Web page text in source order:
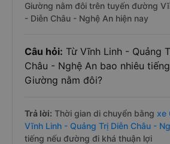
Giường nằm đôi trên tuyến đường
- Diễn Châu - Nghệ An hiện nay
Câu hỏi: Từ Vĩnh Linh - Quảng
Châu - Nghệ An bao nhiêu
Giường nằm đôi?
Trả lời: Thời gian di chuyển bằng xe
Vĩnh Linh - Quảng Trị Diễn Châu -
tiếng nếu đường đi khá thuận lợi